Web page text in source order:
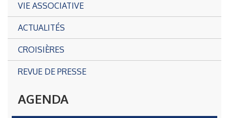
VIE ASSOCIATIVE
ACTUALITÉS
CROISIÈRES
REVUE DE PRESSE
AGENDA